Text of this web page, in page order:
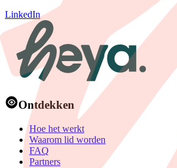
LinkedIn
Ontdekken
Hoe het werkt
Waarom lid worden
FAQ
Partners